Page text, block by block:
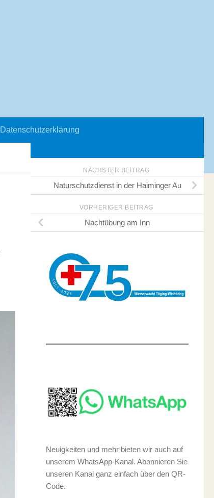
Datenschutzerklärung
NÄCHSTER BEITRAG
Naturschutzdienst in der Haiminger Au
VORHERIGER BEITRAG
Nachtübung am Inn
Neuigkeiten und mehr bieten wir auch auf
unserem WhatsApp-Kanal. Abonnieren Sie
unseren Kanal ganz einfach über den QR-
Code.